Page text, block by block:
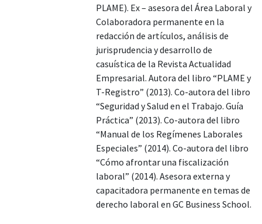
PLAME). Ex – asesora del Área Laboral y
Colaboradora permanente en la
redacción de artículos, análisis de
jurisprudencia y desarrollo de
casuística de la Revista Actualidad
Empresarial. Autora del libro “PLAME y
T-Registro” (2013). Co-autora del libro
“Seguridad y Salud en el Trabajo. Guía
Práctica” (2013). Co-autora del libro
“Manual de los Regímenes Laborales
Especiales” (2014). Co-autora del libro
“Cómo afrontar una fiscalización
laboral” (2014). Asesora externa y
capacitadora permanente en temas de
derecho laboral en GC Business School.